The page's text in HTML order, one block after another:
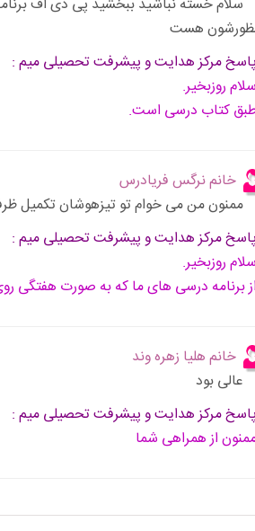
هست
پاسخ مرکز هدایت و پیشرفت تحصیلی میم :
سلام روزبخیر.
کتاب درسی است.
خانم نرگس فریادرس
ممنون من می خوام تو تیزهوشان تکمیل
پاسخ مرکز هدایت و پیشرفت تحصیلی میم :
سلام روزبخیر.
از برنامه درسی های ما که به صورت هفتگی
خانم هلیا زهره وند
عالی بود
پاسخ مرکز هدایت و پیشرفت تحصیلی میم :
از همراهی شما